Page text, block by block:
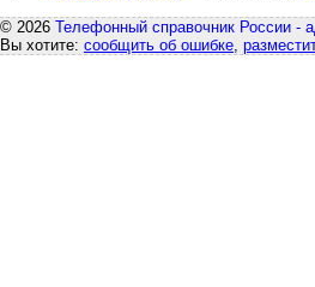
© 2026 Телефонный справочник России -
Вы хотите: сообщить об ошибке,